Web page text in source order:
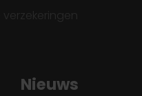
verzekeringen
Nieuws